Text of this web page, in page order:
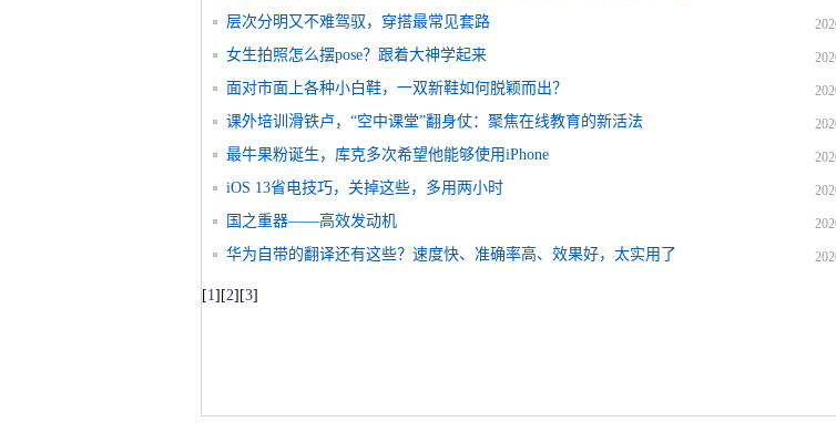
层次分明又不难驾驭，穿搭最常见套路
女生拍照怎么摆pose？跟着大神学起来
面对市面上各种小白鞋，一双新鞋如何脱颖而出？
课外培训滑铁卢，“空中课堂”翻身仗：聚焦在线教育的新活法
最牛果粉诞生，库克多次希望他能够使用iPhone
iOS 13省电技巧，关掉这些，多用两小时
国之重器——高效发动机
华为自带的翻译还有这些？速度快、准确率高、效果好，太实用了
[1] [2] [3]